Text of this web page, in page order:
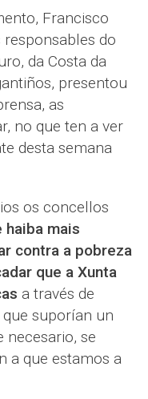
Francisco
do
da Costa da
presentou
as
no que ten a ver
desta semana
os concellos
haiba mais
contra a pobreza
que a Xunta
a través de
suporían un
necesario, se
a que estamos a